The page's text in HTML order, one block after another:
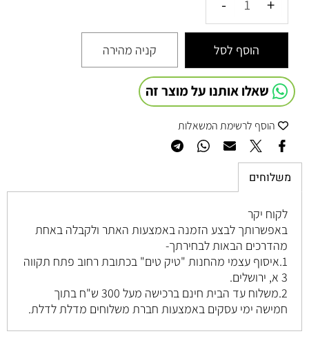
הוסף לסל קניה מהירה
שאלו אותנו על מוצר זה
הוסף לרשימת המשאלות
משלוחים
לקוח יקר
באפשרותך לבצע הזמנה באמצעות האתר ולקבלה באחת
מהדרכים הבאות לבחירתך-
1.איסוף עצמי מהחנות "טיק טים" בכתובת רחוב
פתח תקווה
3 א, ירושלים
.
2.משלוח עד הבית חינם ברכישה מעל 300 ש"ח בתוך
חמישה ימי עסקים באמצעות חברת משלוחים מדלת לדלת.